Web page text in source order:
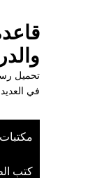
في
مكتبات
كتب